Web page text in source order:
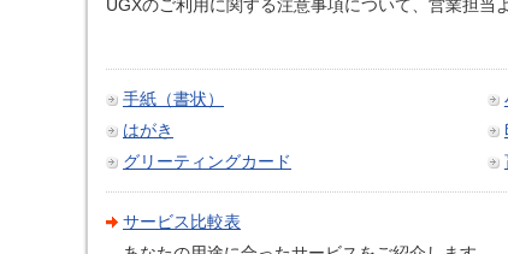
UGXのご利用に関する注意事項について、営業担当
手紙（書状）
はがき
グリーティングカード
サービス比較表